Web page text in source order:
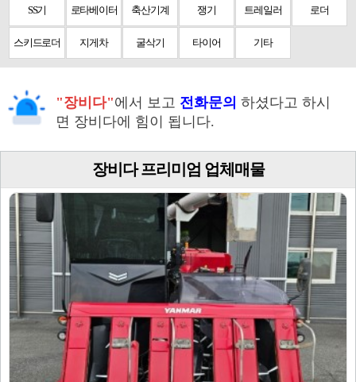
SS기 로타베이터 축산기계 쟁기 트레일러 로더
스키드로더 지게차 굴삭기 타이어 기타
"장비다"에서 보고 전화문의 하셨다고 하시
면 장비다에 힘이 됩니다.
장비다 프리미엄 업체매물